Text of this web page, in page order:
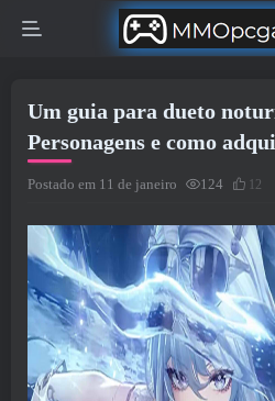
Um guia para dueto
Personagens e como
Postado em 11 de janeiro 124 12